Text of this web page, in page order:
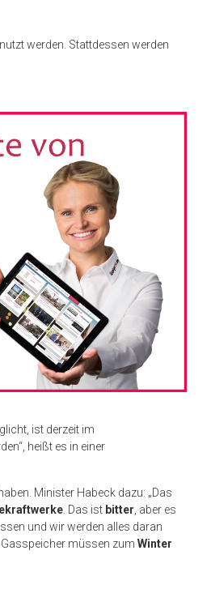
werden. Stattdessen werden
ist derzeit im
heißt es in einer
Minister Habeck dazu: „Das
. Das ist bitter , aber es
und wir werden alles daran
Gasspeicher müssen zum Winter